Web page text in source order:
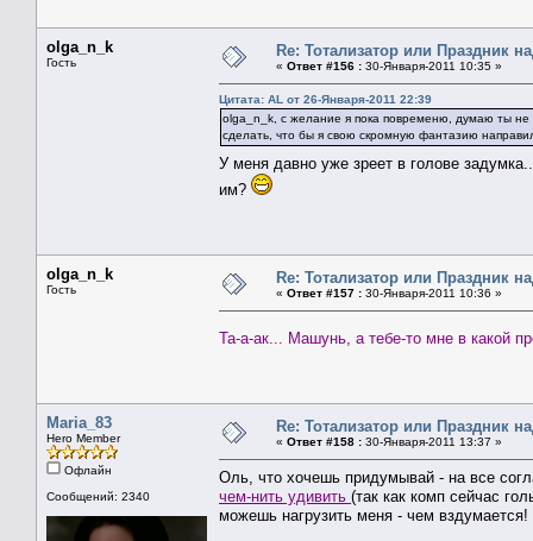
olga_n_k
Гость
Re: Тотализатор или Праздник
« Ответ #156 : 30-Января-2011 10:35 »
Цитата: AL от 26-Января-2011 22:39
olga_n_k, с желание я пока повременю, думаю ты не
сделать, что бы я свою скромную фантазию
У меня давно уже зреет в голове
им?
olga_n_k
Гость
Re: Тотализатор или Праздник
« Ответ #157 : 30-Января-2011 10:36 »
Та-а-ак... Машунь, а тебе-то мне в какой
Maria_83
Hero Member
Офлайн
Сообщений: 2340
Re: Тотализатор или Праздник
« Ответ #158 : 30-Января-2011 13:37 »
Оль, что хочешь придумывай - на все
чем-нить удивить (так как комп сейчас
можешь нагрузить меня - чем вздумается!